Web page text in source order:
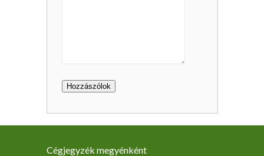
Cégjegyzék megyénként